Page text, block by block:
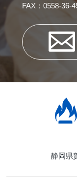
FAX：0558-36-
静岡県